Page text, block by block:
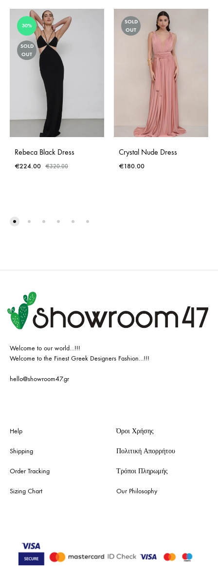
30%
SOLD
OUT
Rebeca Black Dress
€224.00 €320.00
SOLD
OUT
Crystal Nude Dress
€180.00
Welcome to our world…!!!
Welcome to the Finest Greek Designers Fashion…!!!
hello@showroom47.gr
Help
Shipping
Order Tracking
Sizing Chart
Όροι Χρήσης
Πολιτική Απορρήτου
Τρόποι Πληρωμής
Our Philosophy